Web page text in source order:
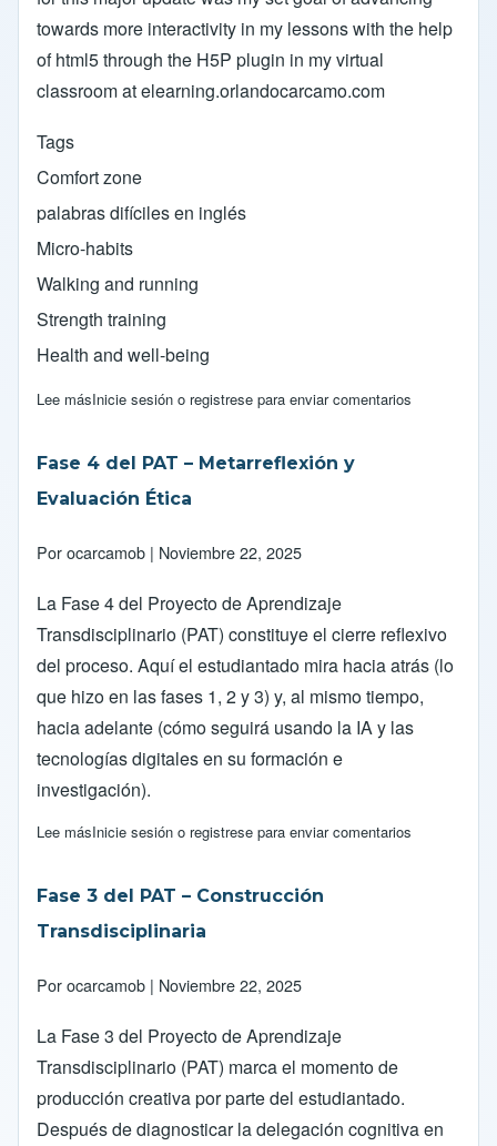
towards more interactivity in my lessons with the help
of html5 through the H5P plugin in my virtual
classroom at elearning.orlandocarcamo.com
Tags
Comfort zone
palabras difíciles en inglés
Micro-habits
Walking and running
Strength training
Health and well-being
Lee mássobre USING HOT POTATOES TO BUILD A HTML5 TEXT
Inicie sesión o registrese para enviar comentarios
Fase 4 del PAT – Metarreflexión y
Evaluación Ética
Porocarcamob | Noviembre 22, 2025
La Fase 4 del Proyecto de Aprendizaje
Transdisciplinario (PAT) constituye el cierre reflexivo
del proceso. Aquí el estudiantado mira hacia atrás (lo
que hizo en las fases 1, 2 y 3) y, al mismo tiempo,
hacia adelante (cómo seguirá usando la IA y las
tecnologías digitales en su formación e
investigación).
Lee mássobre Fase 4 del PAT – Metarreflexión y Evaluación Ética
Inicie sesión o registrese para enviar comentarios
Fase 3 del PAT – Construcción
Transdisciplinaria
Porocarcamob | Noviembre 22, 2025
La Fase 3 del Proyecto de Aprendizaje
Transdisciplinario (PAT) marca el momento de
producción creativa por parte del estudiantado.
Después de diagnosticar la delegación cognitiva en